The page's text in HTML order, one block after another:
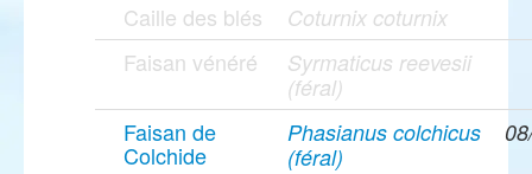
Caille des blés Coturnix coturnix
Faisan vénéré
Syrmaticus reevesii
(féral)
Faisan de
Colchide
Phasianus colchicus
(féral)